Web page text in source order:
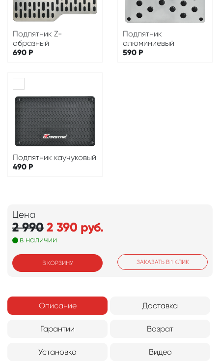
Подпятник Z-
образный
690 Р
Подпятник
алюминиевый
590 Р
Подпятник каучуковый
490 Р
Цена
2 9902 390 руб.
в наличии
В КОРЗИНУ ЗАКАЗАТЬ В 1 КЛИК
Описание Доставка
Гарантии Возрат
Установка Видео